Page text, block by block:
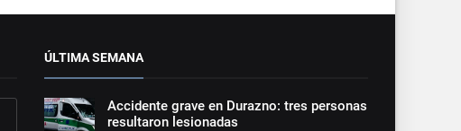
ÚLTIMA SEMANA
Accidente grave en Durazno: tres personas
resultaron lesionadas